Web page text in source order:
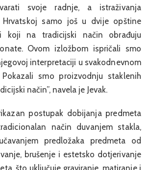
svoje radnje, a istraživanja
samo još u dvije opštine
koji na tradicijski način obrađuju
Ovom izložbom ispričali smo
interpretaciji u svakodnevnom
smo proizvodnju staklenih
način”, navela je Jevak.
postupak dobijanja predmeta
način duvanjem stakla,
predložaka predmeta od
brušenje i estetsko dotjerivanje